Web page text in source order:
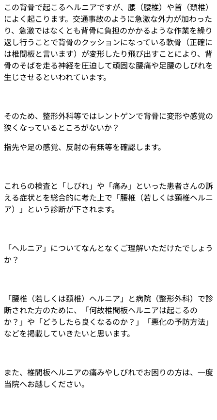
この背骨で起こるヘルニアですが、腰（腰椎）や首（頚椎）
によく起こります。交通事故のように急激な外力が加わった
り、急激ではなくとも背骨に負担のかかるような作業を繰り
返し行うことで背骨のクッションになっている軟骨（正確に
は椎間板と言います）が変形したり飛び出すことにより、背
骨のそばを走る神経を圧迫して頑固な腰痛や足腰のしびれを
生じさせるといわれています。
そのため、整形外科等ではレントゲンで背骨に変形や感覚の
狭くなっているところがないか？
指先や足の感覚、反射の有無等を確認します。
これらの検査と「しびれ」や「痛み」といった患者さんの訴
える症状とを総合的に考た上で「腰椎（若しくは頚椎ヘルニ
ア）」という診断が下されます。
「ヘルニア」についてなんとなくご理解いただけたでしょう
か？
「腰椎（若しくは頚椎）ヘルニア」と病院（整形外科）で診
断された方のために、「何故椎間板ヘルニアは起こるの
か？」や「どうしたら良くなるのか？」「悪化の予防方法」
などを掲載していきたいと思います。
また、椎間板ヘルニアの痛みやしびれでお困りの方は、一度
当院へお越しください。